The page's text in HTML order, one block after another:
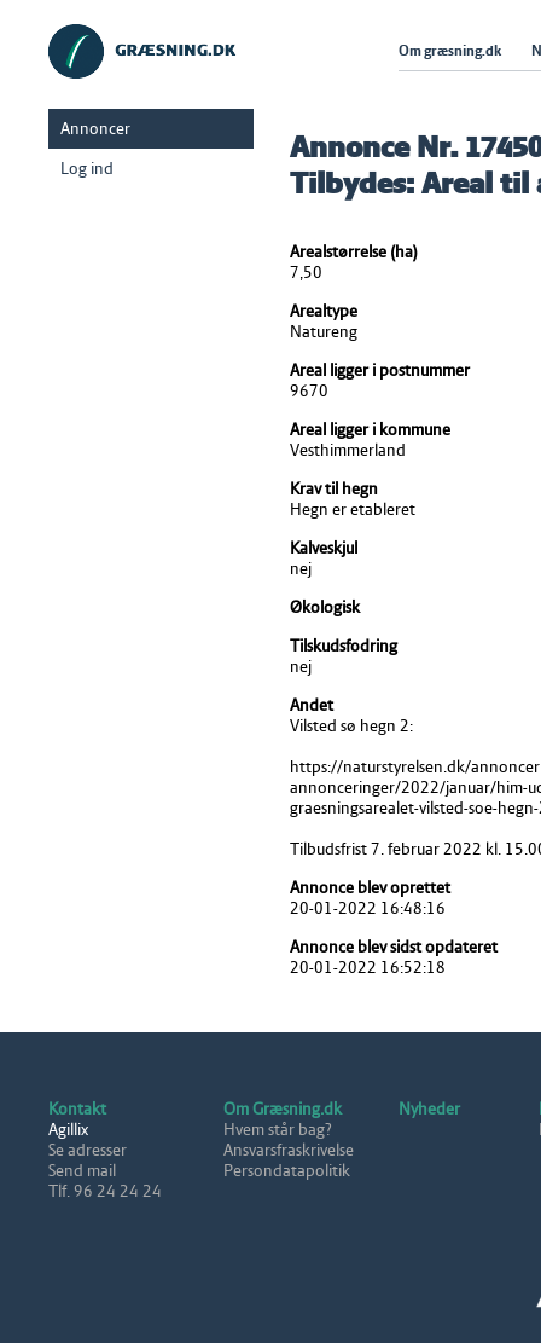
Om græsning.dk
Annoncer
Log ind
Annonce Nr.
Tilbydes: Areal
Arealstørrelse (ha)
7,50
Arealtype
Natureng
Areal ligger i postnummer
9670
Areal ligger i kommune
Vesthimmerland
Krav til hegn
Hegn er etableret
Kalveskjul
nej
Økologisk
Tilskudsfodring
nej
Andet
Vilsted sø hegn 2:
https://naturstyrelsen.dk/
annonceringer/2022/januar/him-
graesningsarealet-vilsted-soe-
Tilbudsfrist 7. februar 2022 kl.
Annonce blev oprettet
20-01-2022 16:48:16
Annonce blev sidst opdateret
20-01-2022 16:52:18
Kontakt
Agillix
Se adresser
Send mail
Tlf. 96 24 24 24
Om Græsning.dk
Hvem står bag?
Ansvarsfraskrivelse
Persondatapolitik
Nyheder